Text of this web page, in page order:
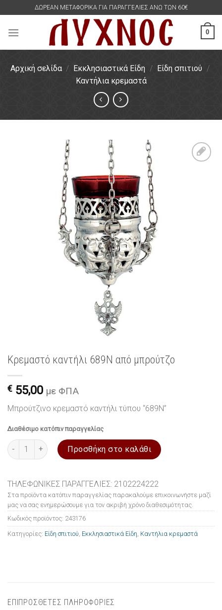
content
ΔΩΡΕΑΝ ΜΕΤΑΦΟΡΙΚΑ ΓΙΑ ΠΑΡΑΓΓΕΛΙΕΣ ΑΝΩ ΤΩΝ 60€
0
Αρχική σελίδα / Εκκλησιαστικά Είδη / Είδη σπιτιού /
Καντήλια κρεμαστά
Κρεμαστό καντήλι 689N από μπρούτζο
€ 55,00 με ΦΠΑ
Μπρούτζινο κρεμαστό καντήλι τύπου “689N”
Διαθέσιμο κατόπιν παραγγελίας
Κρεμαστό καντήλι 689N από μπρούτζο ποσότητα
Προσθήκη στο καλάθι
ΤΗΛΕΦΩΝΙΚΕΣ ΠΑΡΑΓΓΕΛΙΕΣ: 2102224222
Στα προϊόντα κατόπιν παραγγελίας παρακαλούμε επικοινωνήστε μαζί
μας να σας ενημερώσουμε για τον ακριβή χρόνο διαθεσιμότητας.
Κωδικός προϊόντος: 243176
Κατηγορίες: Είδη σπιτιού Εκκλησιαστικά Είδη Καντήλια κρεμαστά
ΕΠΙΠΡΟΣΘΕΤΕΣ ΠΛΗΡΟΦΟΡΙΕΣ